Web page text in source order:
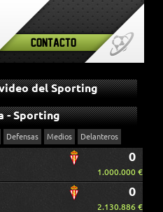
Contacto
del Sporting
- Sporting
Defensas Medios Delanteros
0
1.000.000 €
0
2.130.886 €